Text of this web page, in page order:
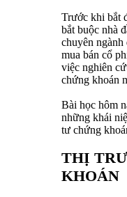
Trước khi bắt
bắt buộc nhà
chuyên ngành
mua bán cổ
việc nghiên
chứng khoán
Bài học hôm
những khái
tư chứng
THỊ
KHOÁN